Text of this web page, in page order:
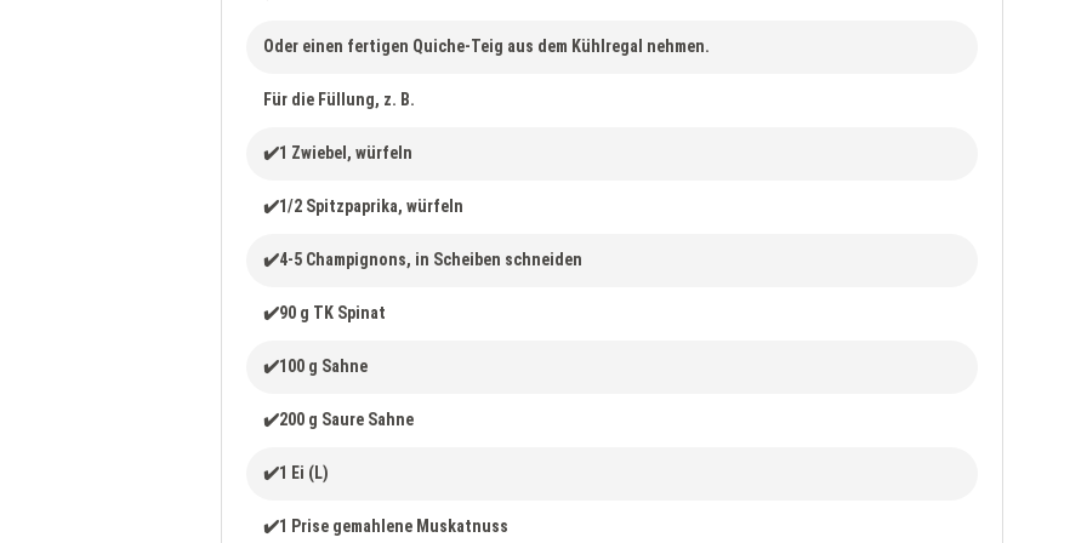
Oder einen fertigen Quiche-Teig aus dem Kühlregal nehmen.
Für die Füllung, z. B.
✔️1 Zwiebel, würfeln
✔️1/2 Spitzpaprika, würfeln
✔️4-5 Champignons, in Scheiben schneiden
✔️90 g TK Spinat
✔️100 g Sahne
✔️200 g Saure Sahne
✔️1 Ei (L)
✔️1 Prise gemahlene Muskatnuss